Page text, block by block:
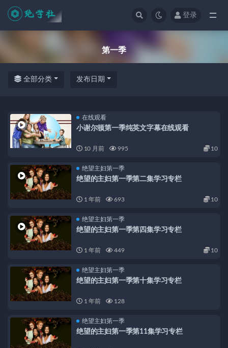
登录
第一季
全部分类 发布日期
在线观看
小谢尔顿第一季纯英文字幕在线观看
10 月前 995 10
绝望主妇第一季
绝望的主妇第一季第二集学习专栏
1 年前 693 10
绝望主妇第一季
绝望的主妇第一季第四集学习专栏
1 年前 449 10
绝望主妇第一季
绝望的主妇第一季第十集学习专栏
1 年前 128
绝望主妇第一季
绝望的主妇第一季第11集学习专栏